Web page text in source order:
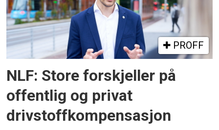
PROFF
NLF: Store forskjeller på
offentlig og privat
drivstoffkompensasjon